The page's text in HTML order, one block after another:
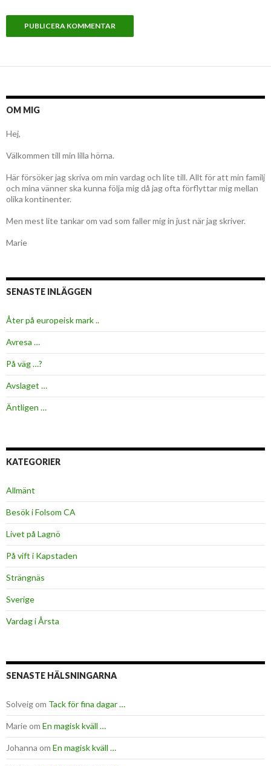
OM MIG
Hej,
Välkommen till min lilla hörna.
Här försöker jag skriva om min vardag och lite till. Allt för att min familj
och mina vänner ska kunna följa mig då jag ofta förflyttar mig mellan
olika kontinenter.
Men mest lite tankar om vad som faller mig in just när jag skriver.
Marie
SENASTE INLÄGGEN
Åter på europeisk mark ..
Avresa …
På väg …?
Avslaget …
Äntligen …
KATEGORIER
Allmänt
Besök i Folsom CA
Livet på Lagnö
På vift i Kapstaden
Strängnäs
Sverige
Vardag i Årsta
SENASTE HÄLSNINGARNA
Solveigom Tack för fina dagar …
Marieom En magisk kväll …
Johanna om En magisk kväll …